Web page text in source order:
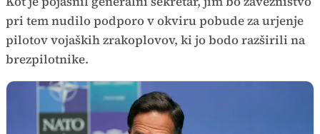
pri tem nudilo podporo v okviru pobude za urjenje
pilotov vojaških zrakoplovov, ki jo bodo razširili na
brezpilotnike.